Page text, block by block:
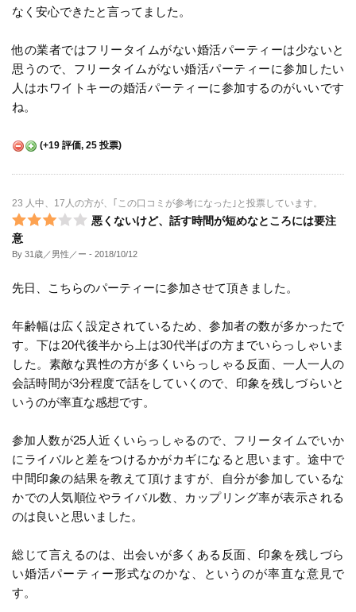
なく安心できたと言ってました。
他の業者ではフリータイムがない婚活パーティーは少ないと
思うので、フリータイムがない婚活パーティーに参加したい
人はホワイトキーの婚活パーティーに参加するのがいいです
ね。
(+19 評価, 25 投票)
23 人中、17人の方が、｢この口コミが参考になった｣と投票しています。
悪くないけど、話す時間が短めなところには要注
意
By 31歳／男性／ー - 2018/10/12
先日、こちらのパーティーに参加させて頂きました。
年齢幅は広く設定されているため、参加者の数が多かったで
す。下は20代後半から上は30代半ばの方までいらっしゃいま
した。素敵な異性の方が多くいらっしゃる反面、一人一人の
会話時間が3分程度で話をしていくので、印象を残しづらいと
いうのが率直な感想です。
参加人数が25人近くいらっしゃるので、フリータイムでいか
にライバルと差をつけるかがカギになると思います。途中で
中間印象の結果を教えて頂けますが、自分が参加しているな
かでの人気順位やライバル数、カップリング率が表示される
のは良いと思いました。
総じて言えるのは、出会いが多くある反面、印象を残しづら
い婚活パーティー形式なのかな、というのが率直な意見で
す。